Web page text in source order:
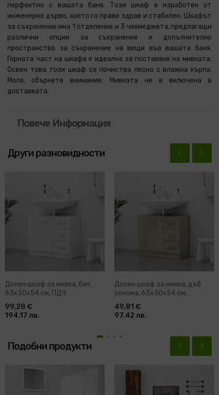
перфектно с вашата баня. Този шкаф е изработен от
инженерно дърво, което го прави здрав и стабилен. Шкафът
за съхранение има 1 отделение и 3 чекмеджета, предлагащи
различни опции за съхранение и допълнително
пространство за съхранение на вещи във вашата баня.
Горната част на шкафа е идеална за поставяне на мивката.
Освен това този шкаф се почиства лесно с влажна кърпа.
Моля, обърнете внимание: Мивката не е включена в
доставката.
Повече Информация
Други разновидности
Долен шкаф за мивка, бял,
63x30x54 см, ПДЧ
99,28 €
194.17 лв.
Долен шкаф за мивка, дъб
сонома, 63x30x54 см,
инженерно дърво
49,81 €
97.42 лв.
Подобни продукти